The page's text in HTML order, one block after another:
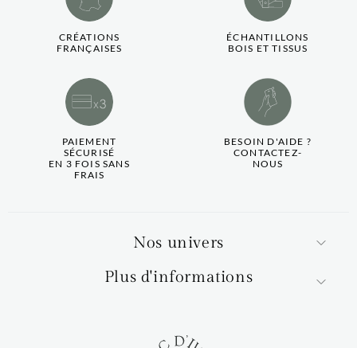
CRÉATIONS
FRANÇAISES
ÉCHANTILLONS
BOIS ET TISSUS
PAIEMENT
SÉCURISÉ
EN 3 FOIS SANS
FRAIS
BESOIN D'AIDE ?
CONTACTEZ-
NOUS
Nos univers
Plus d'informations